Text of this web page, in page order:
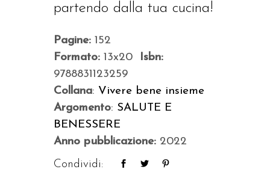
partendo dalla tua cucina!
Pagine: 152
Formato: 13x20
Isbn:
9788831123259
Collana: Vivere bene insieme
Argomento: SALUTE E
BENESSERE
Anno pubblicazione: 2022
Condividi: